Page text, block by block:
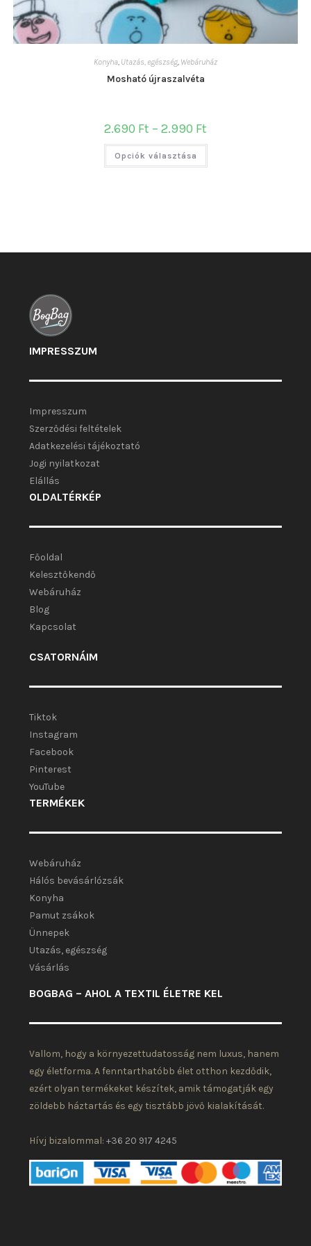
Konyha, Utazás, egészség, Webáruház
Mosható újraszalvéta
2.690 Ft – 2.990 Ft
-
Opciók választása
Ennek
terméknek
ki
IMPRESSZUM
Impresszum
Szerződési feltételek
Adatkezelési tájékoztató
Jogi nyilatkozat
Elállás
OLDALTÉRKÉP
Főoldal
Kelesztőkendő
Webáruház
Blog
Kapcsolat
CSATORNÁIM
Tiktok
Instagram
Facebook
Pinterest
YouTube
TERMÉKEK
Webáruház
Hálós bevásárlózsák
Konyha
Pamut zsákok
Ünnepek
Utazás, egészség
Vásárlás
BOGBAG – AHOL A TEXTIL ÉLETRE KEL
Vallom, hogy a környezettudatosság nem luxus, hanem
egy életforma. A fenntarthatóbb élet otthon kezdődik,
ezért olyan termékeket készítek, amik támogatják egy
zöldebb háztartás és egy tisztább jövő kialakítását.
Hívj bizalommal:+36 20 917 4245